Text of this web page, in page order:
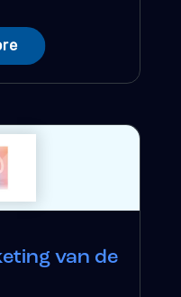
van de